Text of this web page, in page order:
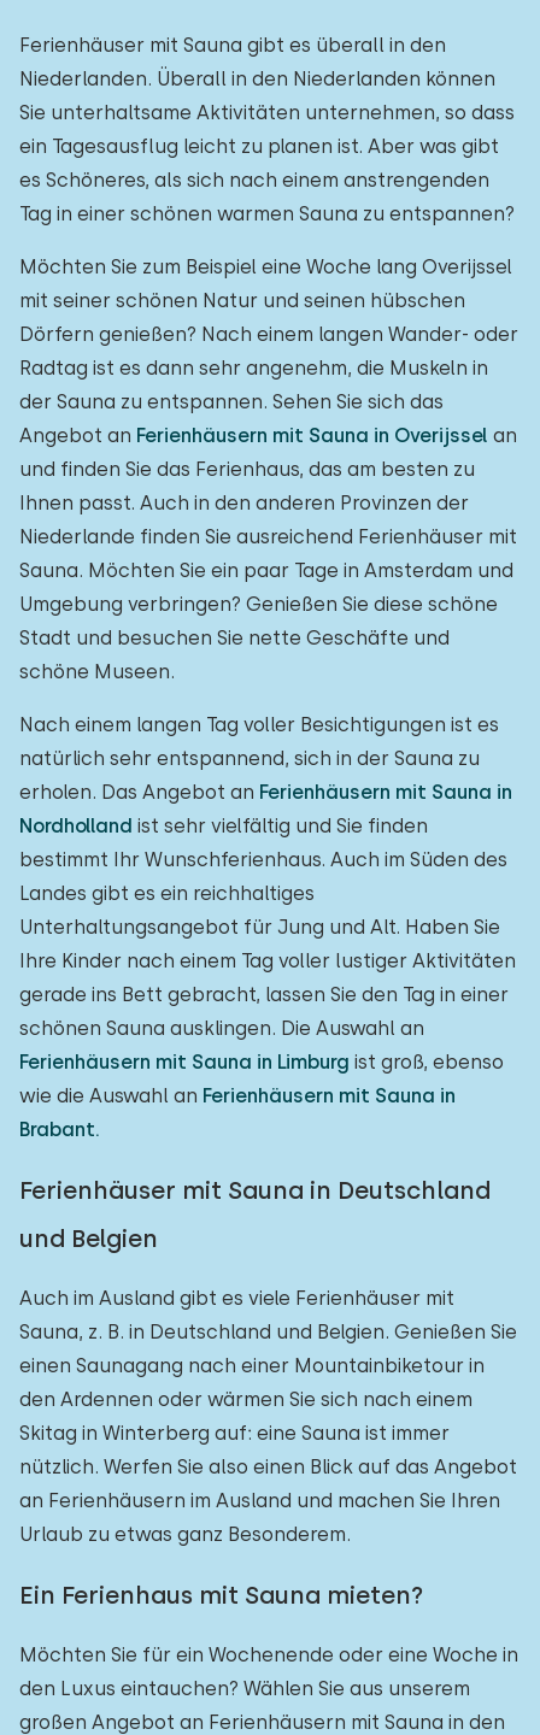
Ferienhäuser mit Sauna gibt es überall in den
Niederlanden. Überall in den Niederlanden können
Sie unterhaltsame Aktivitäten unternehmen, so dass
ein Tagesausflug leicht zu planen ist. Aber was gibt
es Schöneres, als sich nach einem anstrengenden
Tag in einer schönen warmen Sauna zu entspannen?
Möchten Sie zum Beispiel eine Woche lang Overijssel
mit seiner schönen Natur und seinen hübschen
Dörfern genießen? Nach einem langen Wander- oder
Radtag ist es dann sehr angenehm, die Muskeln in
der Sauna zu entspannen. Sehen Sie sich das
Angebot an Ferienhäusern mit Sauna in Overijssel an
und finden Sie das Ferienhaus, das am besten zu
Ihnen passt. Auch in den anderen Provinzen der
Niederlande finden Sie ausreichend Ferienhäuser mit
Sauna. Möchten Sie ein paar Tage in Amsterdam und
Umgebung verbringen? Genießen Sie diese schöne
Stadt und besuchen Sie nette Geschäfte und
schöne Museen.
Nach einem langen Tag voller Besichtigungen ist es
natürlich sehr entspannend, sich in der Sauna zu
erholen. Das Angebot an Ferienhäusern mit Sauna in
Nordholland ist sehr vielfältig und Sie finden
bestimmt Ihr Wunschferienhaus. Auch im Süden des
Landes gibt es ein reichhaltiges
Unterhaltungsangebot für Jung und Alt. Haben Sie
Ihre Kinder nach einem Tag voller lustiger Aktivitäten
gerade ins Bett gebracht, lassen Sie den Tag in einer
schönen Sauna ausklingen. Die Auswahl an
Ferienhäusern mit Sauna in Limburg ist groß, ebenso
wie die Auswahl an Ferienhäusern mit Sauna in
Brabant.
Ferienhäuser mit Sauna in Deutschland
und Belgien
Auch im Ausland gibt es viele Ferienhäuser mit
Sauna, z. B. in Deutschland und Belgien. Genießen Sie
einen Saunagang nach einer Mountainbiketour in
den Ardennen oder wärmen Sie sich nach einem
Skitag in Winterberg auf: eine Sauna ist immer
nützlich. Werfen Sie also einen Blick auf das Angebot
an Ferienhäusern im Ausland und machen Sie Ihren
Urlaub zu etwas ganz Besonderem.
Ein Ferienhaus mit Sauna mieten?
Möchten Sie für ein Wochenende oder eine Woche in
den Luxus eintauchen? Wählen Sie aus unserem
großen Angebot an Ferienhäusern mit Sauna in den